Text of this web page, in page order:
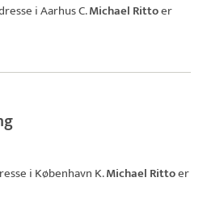
i Aarhus C.Michael Rittoer
i København K.Michael Rittoer